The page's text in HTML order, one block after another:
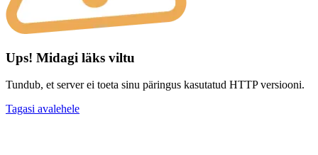
Ups! Midagi läks viltu
Tundub, et server ei toeta sinu päringus kasutatud HTTP versiooni.
Tagasi avalehele